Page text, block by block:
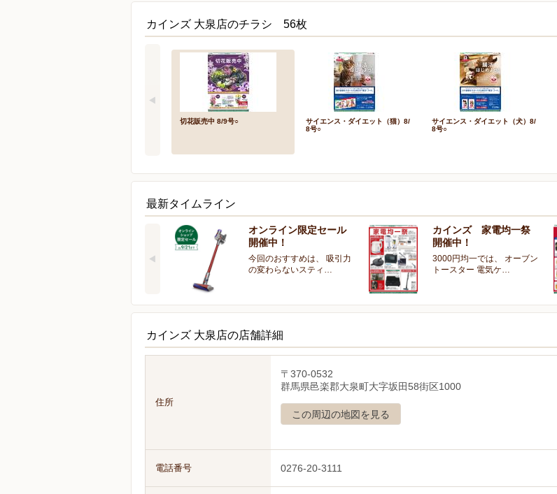
カインズ 大泉店のチラシ 56枚
切花販売中 8/9号○
サイエンス・ダイエット（猫）8/
8号○
サイエンス・ダイエット（犬）8/
8号○
最新タイムライン
オンライン限定セール
開催中！
今回のおすすめは、 吸引力
の変わらないスティ…
カインズ 家電均一祭
開催中！
3000円均一では、 オーブン
トースター 電気ケ…
カインズ 大泉店の店舗詳細
住所
〒370-0532
群馬県邑楽郡大泉町大字坂田58街区1000
この周辺の地図を見る
電話番号 0276-20-3111